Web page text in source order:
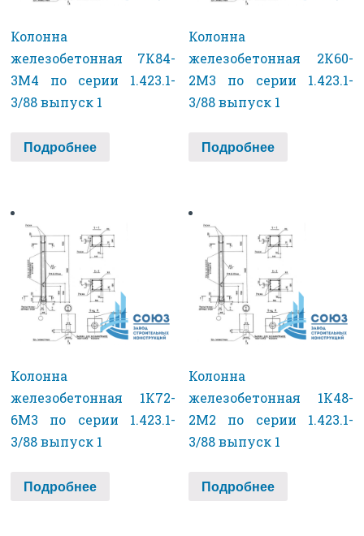
Колонна
железобетонная 7К84-
3М4 по серии 1.423.1-
3/88 выпуск 1
Подробнее
Колонна
железобетонная 2К60-
2М3 по серии 1.423.1-
3/88 выпуск 1
Подробнее
Колонна
железобетонная 1К72-
6М3 по серии 1.423.1-
3/88 выпуск 1
Подробнее
Колонна
железобетонная 1К48-
2М2 по серии 1.423.1-
3/88 выпуск 1
Подробнее